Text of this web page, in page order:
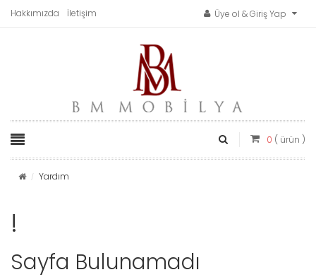
Hakkımızda İletişim Üye ol & Giriş Yap
0 ( ürün )
Yardım
!
Sayfa Bulunamadı